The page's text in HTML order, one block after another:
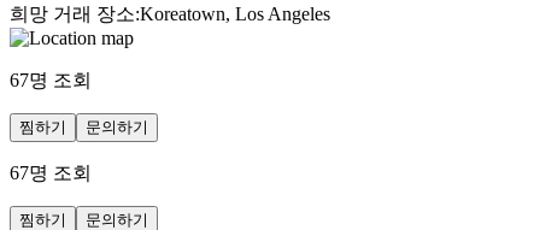
희망 거래 장소:Koreatown, Los Angeles
67명 조회
찜하기 문의하기
67명 조회
찜하기 문의하기